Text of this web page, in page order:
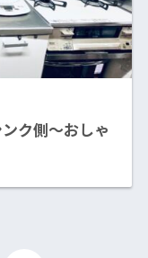
ク側〜おしゃ